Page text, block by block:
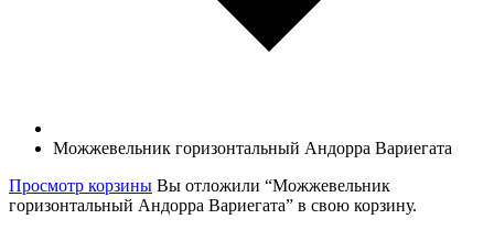
Можжевельник горизонтальный Андорра Вариегата
Просмотр корзины Вы отложили “Можжевельник
горизонтальный Андорра Вариегата” в свою корзину.